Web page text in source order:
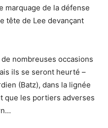
marquage de la défense
tête de Lee devançant
nombreuses occasions
ils se seront heurté –
(Batz), dans la lignée
que les portiers adverses